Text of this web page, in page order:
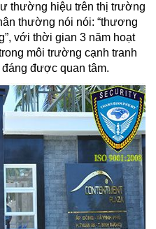
thường hiệu trên thị trường
thường nói nói: “thương
với thời gian 3 năm hoạt
môi trường cạnh tranh
được quan tâm.